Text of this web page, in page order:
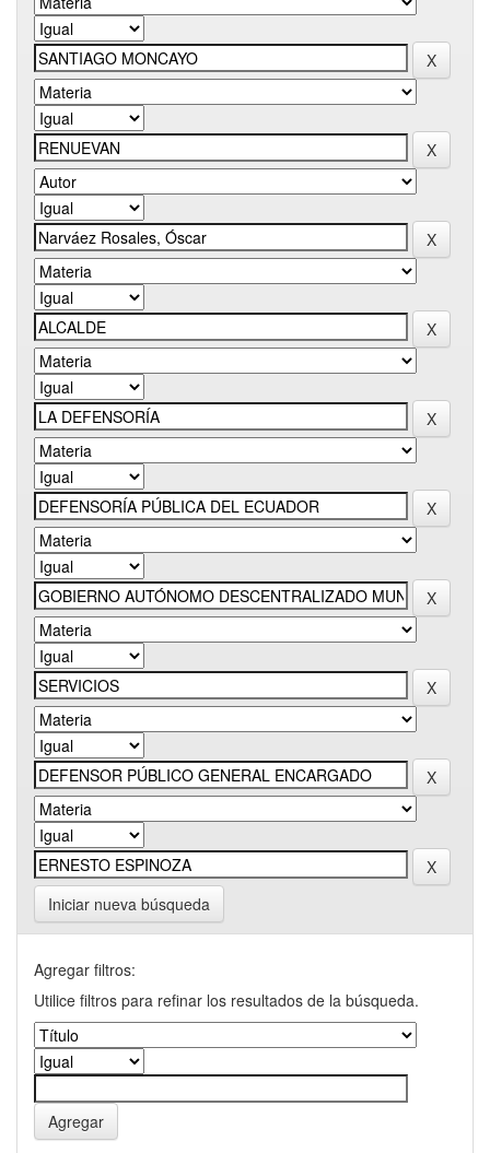
Iniciar nueva búsqueda
Agregar filtros:
Utilice filtros para refinar los resultados de la búsqueda.